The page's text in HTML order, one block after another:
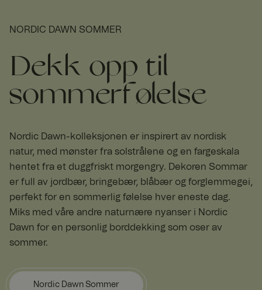
NORDIC DAWN SOMMER
Dekk opp til
sommerfølelse
Nordic Dawn-kolleksjonen er inspirert av nordisk
natur, med mønster fra solstrålene og en fargeskala
hentet fra et duggfriskt morgengry. Dekoren Sommar
er full av jordbær, bringebær, blåbær og forglemmegei,
perfekt for en sommerlig følelse hver eneste dag.
Miks med våre andre naturnære nyanser i Nordic
Dawn for en personlig borddekking som oser av
sommer.
Nordic Dawn Sommer